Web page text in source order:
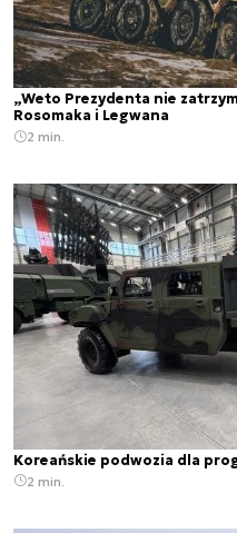
„Weto Prezydenta nie
Rosomaka i Legwana
2 min.
Koreańskie podwozia dla
2 min.